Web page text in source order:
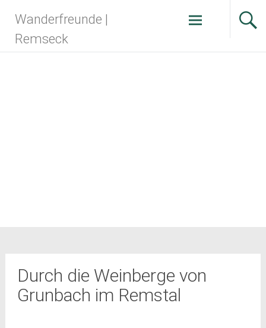
Inhalt
springen
Wanderfreunde |
Remseck
Durch die Weinberge von
Grunbach im Remstal